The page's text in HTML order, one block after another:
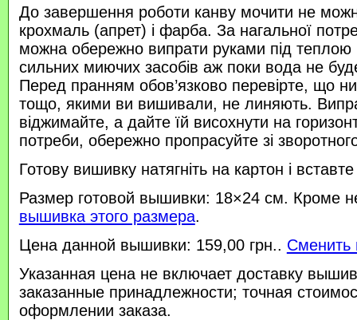
До завершення роботи канву мочити не
крохмаль (апрет) і фарба. За нагальної
можна обережно випрати руками під
сильних миючих засобів аж поки вода не
Перед пранням обов’язково перевірте, що
тощо, якими ви вишивали, не линяють.
віджимайте, а дайте їй висохнути на
потреби, обережно пропрасуйте зі
Готову вишивку натягніть на картон і
Размер готовой вышивки: 18×24 см. Кроме
вышивка этого размера.
Цена данной вышивки: 159,00 грн.. Сменить
Указанная цена не включает доставку
заказанные принадлежности; точная
оформлении заказа.